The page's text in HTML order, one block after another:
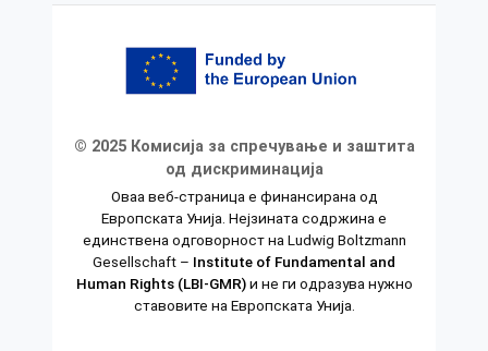
© 2025 Комисија за спречување и заштита
од дискриминација
Оваа веб-страница е финансирана од
Европската Унија. Нејзината содржина е
единствена одговорност на Ludwig Boltzmann
Gesellschaft – Institute of Fundamental and
Human Rights (LBI-GMR)и не ги одразува нужно
ставовите на Европската Унија.